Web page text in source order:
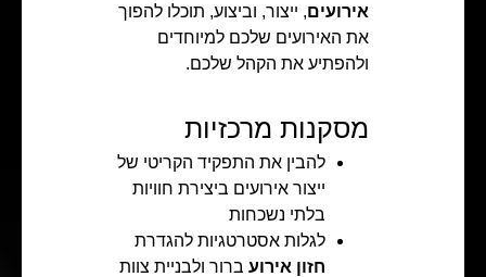
אירועים, ייצור, וביצוע, תוכלו להפוך
את האירועים שלכם למיוחדים
ולהפתיע את הקהל שלכם.
מסקנות מרכזיות
להבין את התפקיד הקריטי של
ייצור אירועים ביצירת חוויות
בלתי נשכחות
לגלות אסטרטגיות להגדרת
חזון אירוע ברור ולבניית צוות